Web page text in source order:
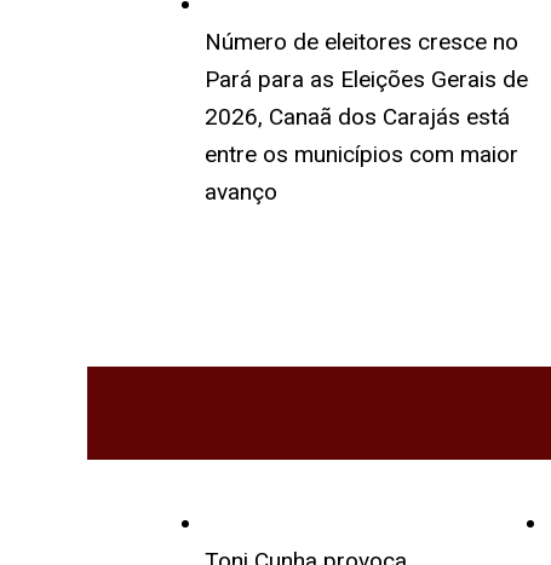
Número de eleitores cresce no
Pará para as Eleições Gerais de
2026, Canaã dos Carajás está
entre os municípios com maior
avanço